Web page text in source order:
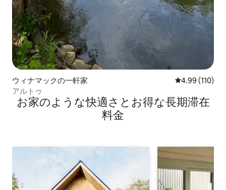
ウィナマックの一軒家 レビュー110
4.99 (110)
アルトゥ
お家のような快⁠適⁠さ⁠とお⁠得⁠な長⁠期⁠滞⁠在
料⁠金